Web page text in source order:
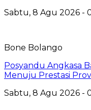
Sabtu, 8 Agu 2026 -
Bone Bolango
Posyandu Angkasa
Menuju Prestasi
Sabtu, 8 Agu 2026 -